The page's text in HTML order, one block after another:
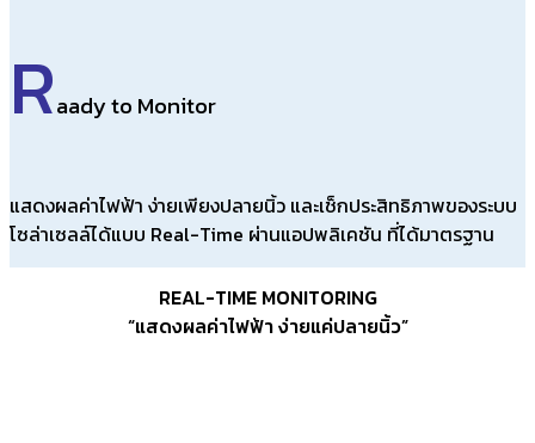
Raady to Monitor
แสดงผลค่าไฟฟ้า ง่ายเพียงปลายนิ้ว และเช็กประสิทธิภาพของระบบ
โซล่าเซลล์ได้แบบ Real-Time ผ่านแอปพลิเคชัน ที่ได้มาตรฐาน
REAL-TIME MONITORING
“แสดงผลค่าไฟฟ้า ง่ายแค่ปลายนิ้ว”